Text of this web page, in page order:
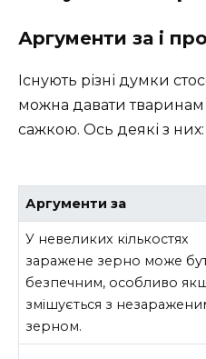
Аргументи за і
Існують різні думки
можна давати
сажкою. Ось деякі з них:
Аргументи за
У невеликих кількостях
заражене зерно може
безпечним, особливо
змішується з
зерном.